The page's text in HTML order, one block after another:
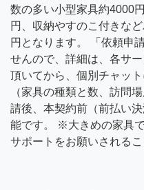
数の多い小型家具約4000
円、収納やすのこ付きな
円となります。 「依頼申
せんので、詳細は、各サ
頂いてから、個別チャッ
（家具の種類と数、訪問
請後、本契約前（前払い
能です。 ※大きめの家具
サポートをお願いされるこ